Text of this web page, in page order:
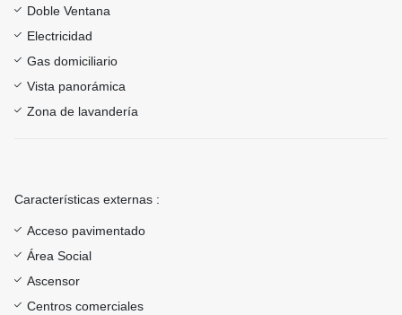
Doble Ventana
Electricidad
Gas domiciliario
Vista panorámica
Zona de lavandería
Características externas :
Acceso pavimentado
Área Social
Ascensor
Centros comerciales